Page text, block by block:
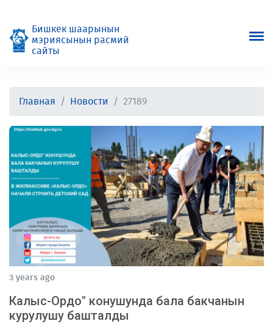
Бишкек шаарынын
мэриясынын расмий
сайты
Главная Новости 27189
3 years ago
Калыс-Ордо" конушунда бала бакчанын
курулушу башталды